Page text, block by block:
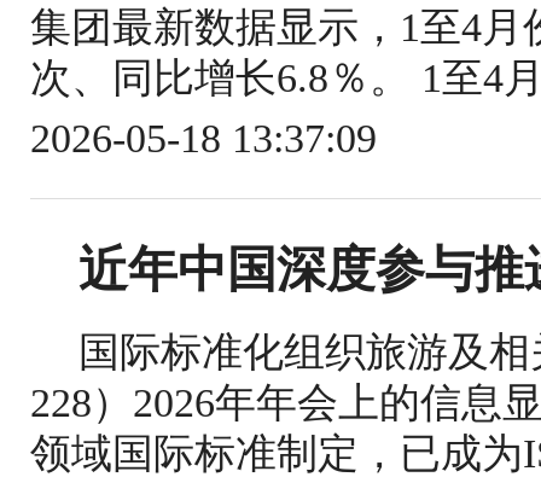
集团最新数据显示，1至4月
次、同比增长6.8％。 1至4
2026-05-18 13:37:09
近年中国深度参与
国际标准化组织旅游及
228）2026年年会上的信息
领域国际标准制定，已成为